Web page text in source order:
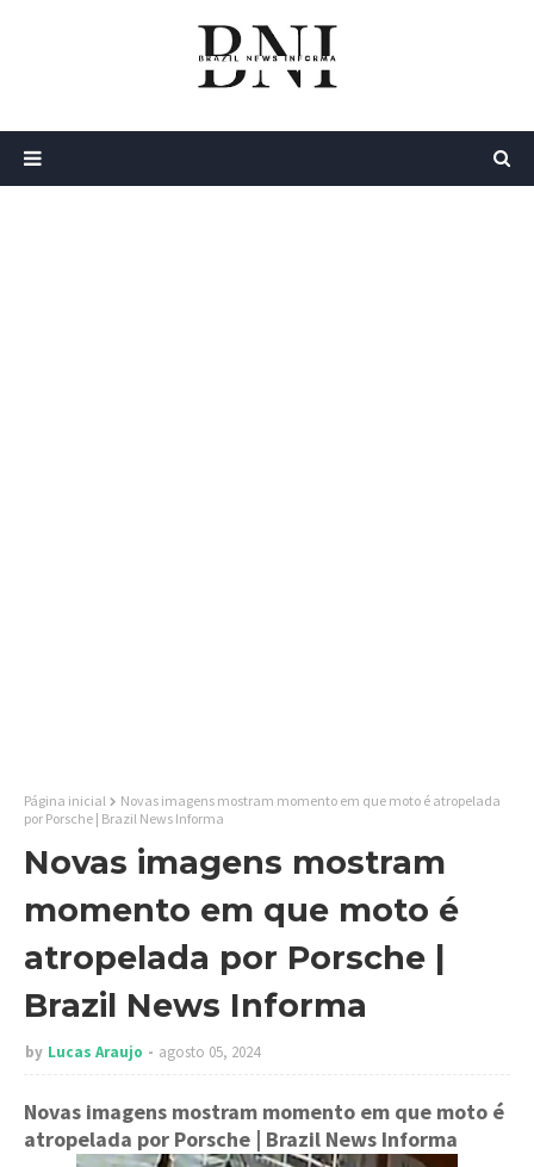
Página inicial
Novas imagens mostram momento em que moto é atropelada
por Porsche | Brazil News Informa
Novas imagens mostram
momento em que moto é
atropelada por Porsche |
Brazil News Informa
by Lucas Araujo agosto 05, 2024
Novas imagens mostram momento em que moto é
atropelada por Porsche | Brazil News Informa